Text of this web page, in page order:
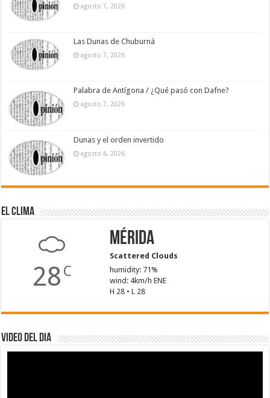
agosto 7, 2026
Las Dunas de Chuburná
agosto 7, 2026
Palabra de Antígona / ¿Qué pasó con Dafne?
agosto 7, 2026
Dunas y el orden invertido
agosto 6, 2026
El Clima
28 C
Mérida
Scattered Clouds
humidity: 71%
wind: 4km/h ENE
H 28 • L 28
Video del dia